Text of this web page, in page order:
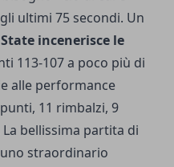
ultimi 75 secondi. Un
incenerisce le
113-107 a poco più di
alle performance
11 rimbalzi, 9
bellissima partita di
straordinario